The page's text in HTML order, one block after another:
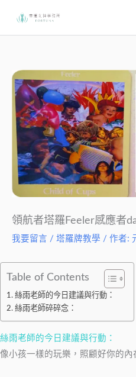
領航者塔羅Feeler感應者
我要留言 / 塔羅牌教學 / 作者:
Table of Contents
絲雨老師的今日建議與行動：
絲雨老師碎碎念：
絲雨老師的今日建議與行動：
像小孩一樣的玩樂，照顧好你的內